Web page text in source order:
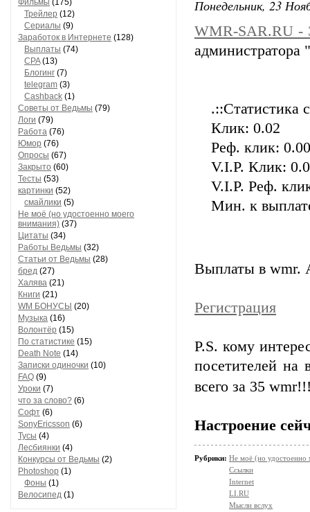
Фильмы (175)
Трейлер (12)
Сериалы (9)
Заработок в Интернете (128)
Выплаты (74)
CPA(13)
Блогинг (7)
telegram (3)
Cashback (1)
Советы от Ведьмы (79)
Логи (79)
Работа (76)
Юмор (76)
Опросы (67)
Закрыто (60)
Тесты (53)
картинки (52)
смайлики (5)
Не моё (но удостоенно моего
внимания) (37)
Цитаты (34)
Работы Ведьмы (32)
Статьи от Ведьмы (28)
бред (27)
Халява (21)
Книги (21)
WM БОНУСЫ (20)
Музыка (16)
Волонтёр (15)
По статистике (15)
Death Note (14)
Записки одиночки (10)
FAQ (9)
Уроки (7)
что за слово? (6)
Софт (6)
SonyEricsson (6)
Тусы (4)
Лесбиянки (4)
Конкурсы от Ведьмы (2)
Photoshop (1)
Фоны (1)
Велосипед (1)
Понедельник, 23
WMR-SAR.RU -
администратора
.::Статистика
Клик: 0.02
Реф. клик:
V.I.P. Клик:
V.I.P. Реф.
Мин. к
Выплаты в wmr.
Регистрация
P.S. кому
посетителей на
всего за 35
Настроение
Рубрики: Не моё (но удостоенно
Ссылки
Internet
LI.RU
Мысли вслух